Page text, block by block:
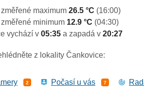
změřené maximum26.5 °C (16:00)
minimum 12.9 °C (04:30)
vychází v05:35a zapadá v20:27
z lokality Čankovice:
2 Počasí u vás 7